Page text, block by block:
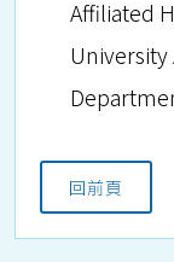
Affiliated
University
回前頁